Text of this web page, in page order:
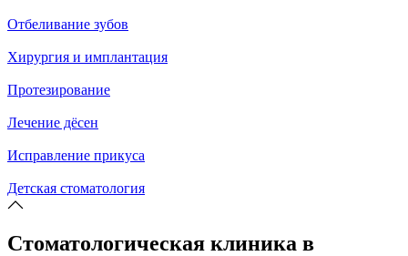
Отбеливание зубов
Хирургия и имплантация
Протезирование
Лечение дёсен
Исправление прикуса
Детская стоматология
Стоматологическая клиника в